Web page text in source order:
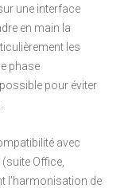
une interface
en main la
les
phase
pour éviter
avec
Office,
l’harmonisation de